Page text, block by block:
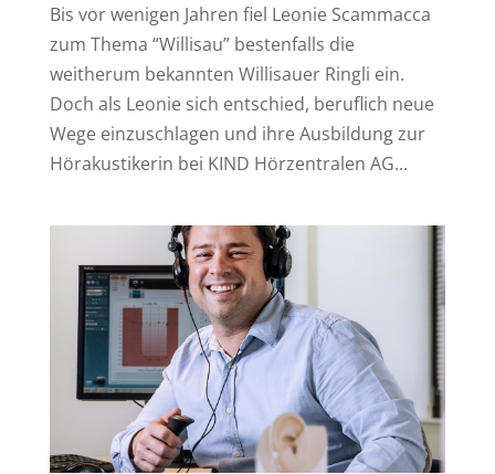
Bis vor wenigen Jahren fiel Leonie Scammacca
zum Thema “Willisau” bestenfalls die
weitherum bekannten Willisauer Ringli ein.
Doch als Leonie sich entschied, beruflich neue
Wege einzuschlagen und ihre Ausbildung zur
Hörakustikerin bei KIND Hörzentralen AG...